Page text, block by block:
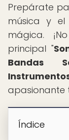
Prepárate
música y
mágica.
principal "
Bandas
apasionante
Índice